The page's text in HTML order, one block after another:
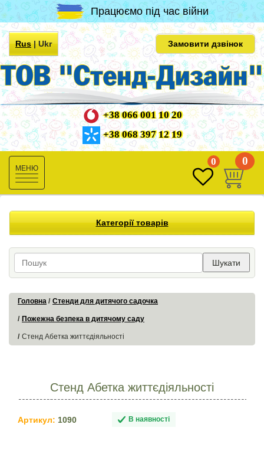
Працюємо під час війни
Rus|Ukr Замовити дзвінок
+38 066 001 10 20
+38 068 397 12 19
Toggle
navigation
0 0
Категорії товарів
Шукати
Головна Стенди для дитячого садочка
Пожежна безпека в дитячому саду
Стенд Абетка життєдіяльності
Стенд Абетка життєдіяльності
Артикул: 1090 В наявності